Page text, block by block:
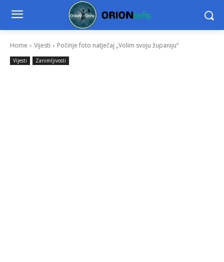
Home Vijesti Počinje foto natječaj „Volim svoju županiju“
Vijesti Zanimljivosti